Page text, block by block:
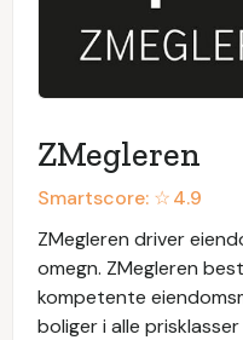
ZMegleren
Smartscore: ☆4.9
ZMegleren driver
omegn. ZMegleren
kompetente
boliger i alle